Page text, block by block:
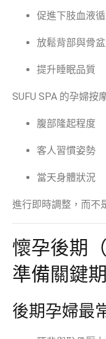
促進下肢血液
放鬆背部與骨
提升睡眠品質
SUFU SPA 的孕婦按
腹部隆起程度
客人習慣姿勢
當天身體狀況
進行即時調整，而不
懷孕後期
準備關鍵期
後期孕婦最